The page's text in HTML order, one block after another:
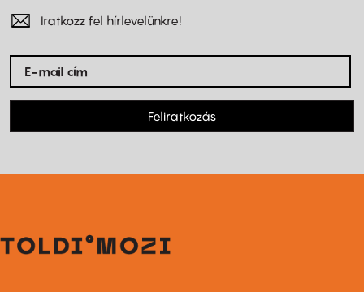
Iratkozz fel hírlevelünkre!
Feliratkozás